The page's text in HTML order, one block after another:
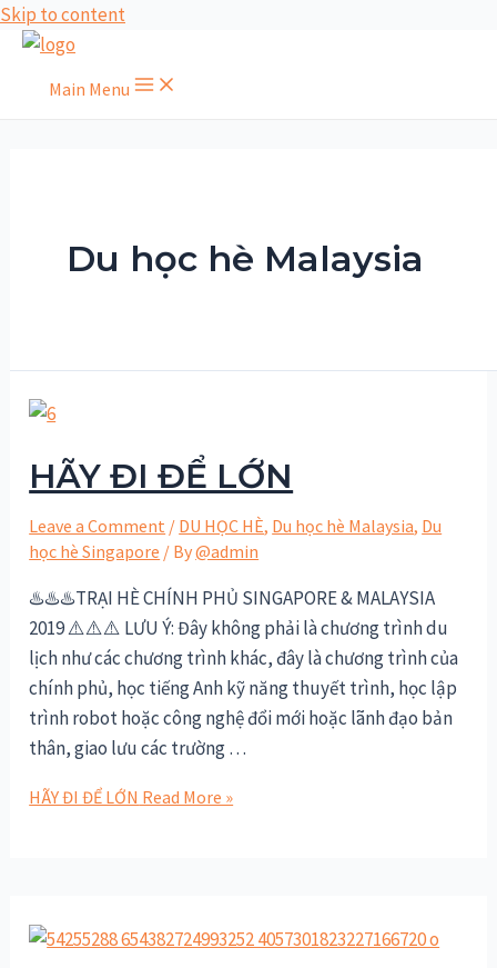
Skip to content
Main Menu
Du học hè Malaysia
HÃY ĐI ĐỂ LỚN
Leave a Comment / DU HỌC HÈ, Du học hè Malaysia, Du
học hè Singapore / By@admin
♨️♨️♨️TRẠI HÈ CHÍNH PHỦ SINGAPORE & MALAYSIA
2019 ⚠️⚠️⚠️ LƯU Ý: Đây không phải là chương trình du
lịch như các chương trình khác, đây là chương trình của
chính phủ, học tiếng Anh kỹ năng thuyết trình, học lập
trình robot hoặc công nghệ đổi mới hoặc lãnh đạo bản
thân, giao lưu các trường …
HÃY ĐI ĐỂ LỚN Read More »